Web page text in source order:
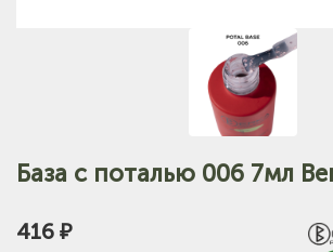
База с поталью 006 7мл
416 ₽